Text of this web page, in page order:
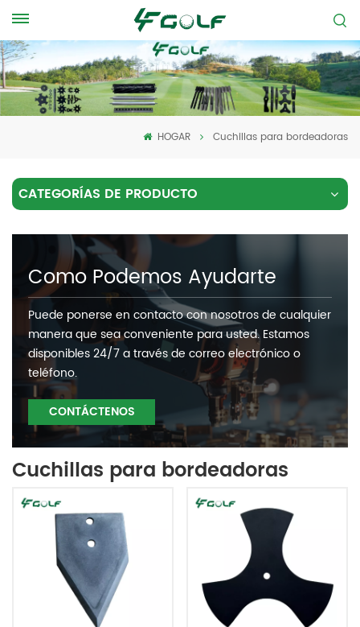
HOGAR Cuchillas para bordeadoras
CATEGORÍAS DE PRODUCTO
Como Podemos Ayudarte
Puede ponerse en contacto con nosotros de cualquier
manera que sea conveniente para usted. Estamos
disponibles 24/7 a través de correo electrónico o
teléfono.
CONTÁCTENOS
Cuchillas para bordeadoras